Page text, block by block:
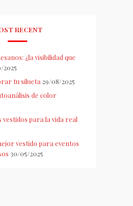
RECENT
¿la visibilidad que
2025
tu silueta 29/08/2025
de color
vestidos para la vida real
vestido para eventos
30/05/2025